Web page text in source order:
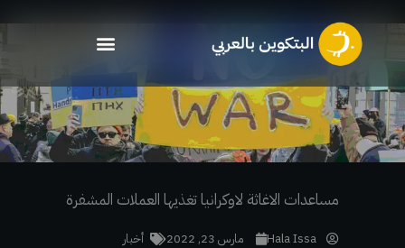
المحتوى
مساعدات الاغاثة لاوكرانيا تغذيها العملات المشفرة
Hala Issa مارس 23, 2022 أخبار